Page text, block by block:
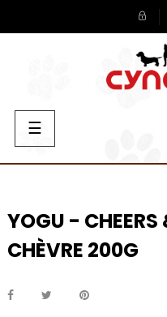
Basculer
la
navigation
☰
YOGU - CHEERS
CHÈVRE 200G